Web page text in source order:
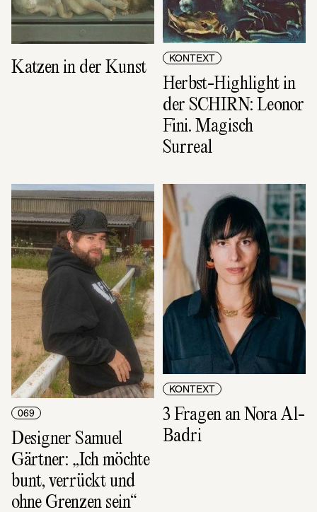
Katzen in der Kunst KONTEXT
Herbst-Highlight in
der SCHIRN: Leonor
Fini. Magisch
Surreal
069
Designer Samuel
Gärtner: „Ich möchte
bunt, verrückt und
ohne Grenzen sein“
KONTEXT
3 Fragen an Nora Al-
Badri